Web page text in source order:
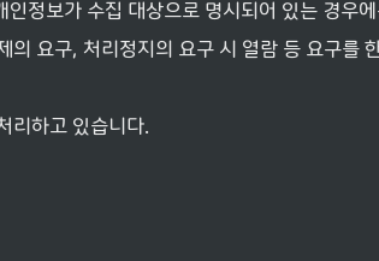
정보가 수집 대상으로 명시되어 있는 경우
요구, 처리정지의 요구 시 열람 등 요구를
리하고 있습니다.